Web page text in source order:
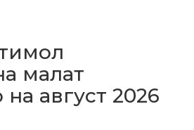
малат
на август 2026